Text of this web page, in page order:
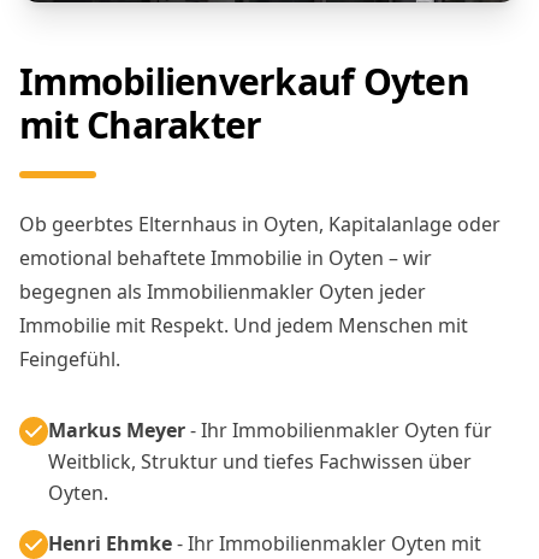
Immobilienverkauf Oyten
mit Charakter
Ob geerbtes Elternhaus in Oyten, Kapitalanlage oder
emotional behaftete Immobilie in Oyten – wir
begegnen als Immobilienmakler Oyten jeder
Immobilie mit Respekt. Und jedem Menschen mit
Feingefühl.
Markus Meyer- Ihr Immobilienmakler Oyten für
Weitblick, Struktur und tiefes Fachwissen über
Oyten.
Henri Ehmke- Ihr Immobilienmakler Oyten mit